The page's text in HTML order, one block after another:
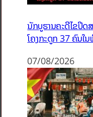
ນັກບູຮານຄະດີໄຂປິດ
ໂຄງກະດູກ 37 ຄົນໃ
07/08/2026